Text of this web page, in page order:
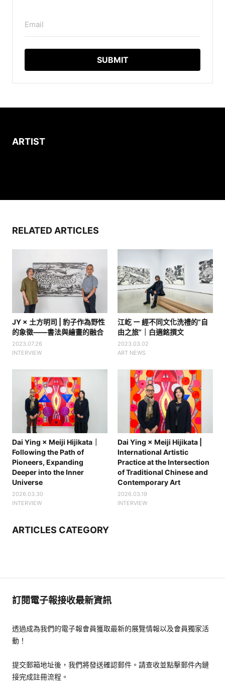
Email
ARTIST
RELATED ARTICLES
JY × 土方明司 | 豹子作為野性
的象徵——書法與繪畫的融合
2023.07.26
INTERVIEW
江屹 ー 經不同文化洗禮的”自
由之旅”｜白適銘撰文
2023.03.02
ART NEWS
Dai Ying × Meiji Hijikata｜
Following the Path of
Pioneers, Expanding
Deeper into the Inner
Universe
2026.03.30
INTERVIEW
Dai Ying × Meiji Hijikata |
International Artistic
Practice at the Intersection
of Traditional Chinese and
Contemporary Art
2026.03.19
INTERVIEW
ARTICLES CATEGORY
訂閱電子報接收最新資訊
透過成為我們的電子報會員獲取最新的展覽情報以及會員獨家活
動！
提交郵箱地址後，我們將發送確認郵件。請查收並點擊郵件內鏈
接完成註冊流程。